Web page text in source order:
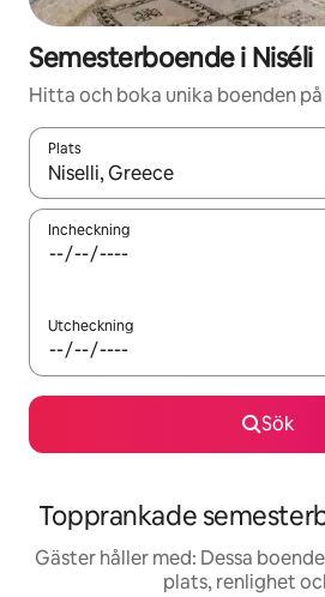
Semesterboende i Niséli
Hitta och boka unika boenden
Plats
När resultaten är tillgängliga kan
Incheckning
Utcheckning
Sök
Topprankade
Gäster håller med: Dessa
plats, renlighet